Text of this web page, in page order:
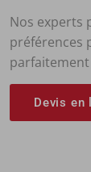
Nos experts
préférences
Devis en